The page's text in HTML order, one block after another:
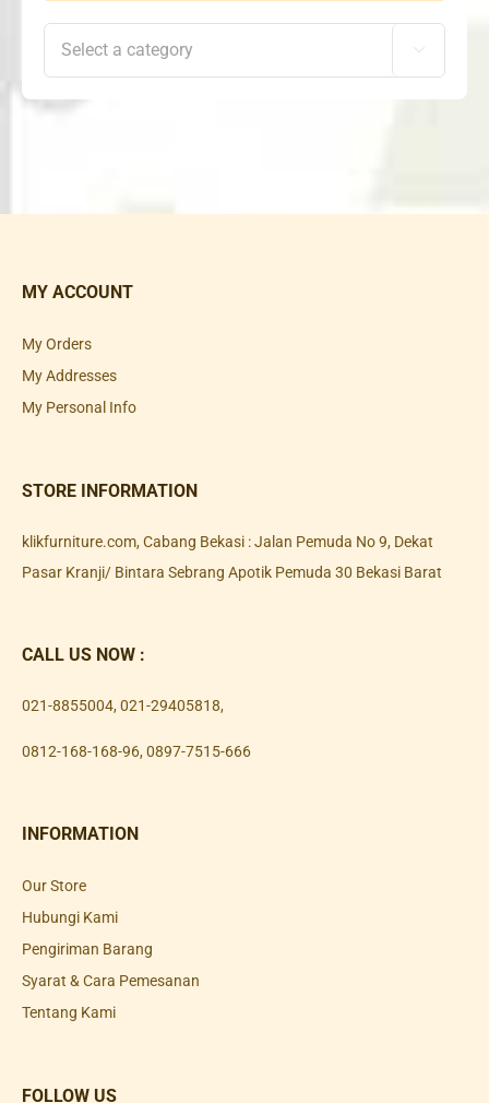

MY ACCOUNT
My Orders
My Addresses
My Personal Info
STORE INFORMATION
klikfurniture.com, Cabang Bekasi : Jalan Pemuda No 9, Dekat
Pasar Kranji/ Bintara Sebrang Apotik Pemuda 30 Bekasi Barat
CALL US NOW :
021-8855004, 021-29405818,
0812-168-168-96, 0897-7515-666
INFORMATION
Our Store
Hubungi Kami
Pengiriman Barang
Syarat & Cara Pemesanan
Tentang Kami
FOLLOW US